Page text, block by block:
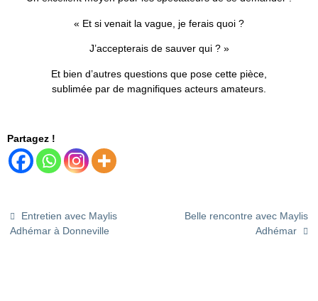
« Et si venait la vague, je ferais quoi ?
J’accepterais de sauver qui ? »
Et bien d’autres questions que pose cette pièce,
sublimée par de magnifiques acteurs amateurs.
Partagez !
Entretien avec Maylis
Adhémar à Donneville
Belle rencontre avec Maylis
Adhémar